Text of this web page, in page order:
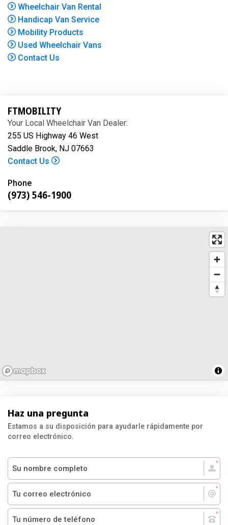
Wheelchair Van Rental
Handicap Van Service
Mobility Products
Used Wheelchair Vans
Contact Us
FTMOBILITY
Your Local Wheelchair Van Dealer:
255 US Highway 46 West
Saddle Brook, NJ 07663
Contact Us
Phone
(973) 546-1900
Haz una pregunta
Estamos a su disposición para ayudarle rápidamente por
correo electrónico.